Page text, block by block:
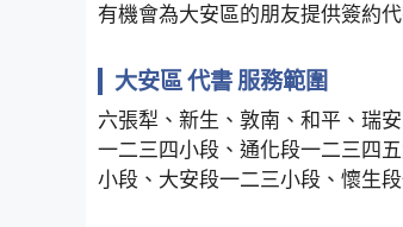
有機會為大安區的朋友提供簽約代
大安區 代書 服務範圍
六張犁、新生、敦南、和平、瑞
一二三四小段、通化段一二三四
小段、大安段一二三小段、懷生